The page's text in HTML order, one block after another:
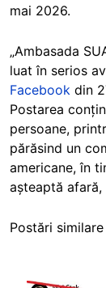
mai 2026.
„Ambasada
luat în serios
Facebook din
Postarea
persoane,
părăsind un
americane, în
așteaptă
Postări